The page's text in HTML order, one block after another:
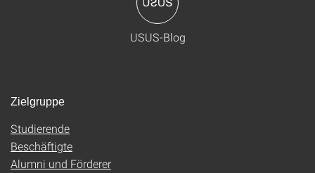
USUS-Blog
Zielgruppe
Studierende
Beschäftigte
Alumni und Förderer